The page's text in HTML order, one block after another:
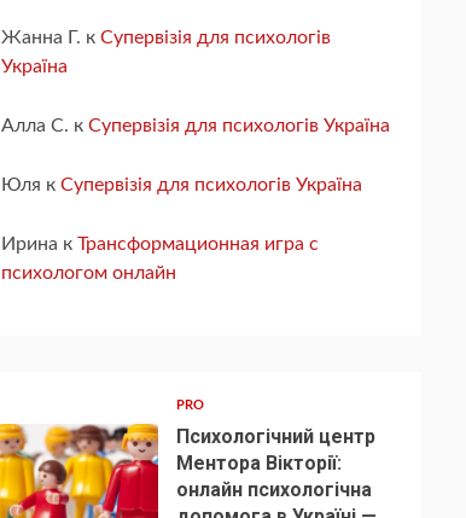
Жанна Г. к Супервізія для психологів
Україна
Алла С. к Супервізія для психологів Україна
Юля к Супервізія для психологів Україна
Ирина к Трансформационная игра с
психологом онлайн
PRO
Психологічний центр
Ментора Вікторії:
онлайн психологічна